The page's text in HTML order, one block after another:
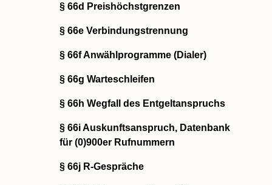
§ 66d Preishöchstgrenzen
§ 66e Verbindungstrennung
§ 66f Anwählprogramme (Dialer)
§ 66g Warteschleifen
§ 66h Wegfall des Entgeltanspruchs
§ 66i Auskunftsanspruch, Datenbank
für (0)900er Rufnummern
§ 66j R-Gespräche